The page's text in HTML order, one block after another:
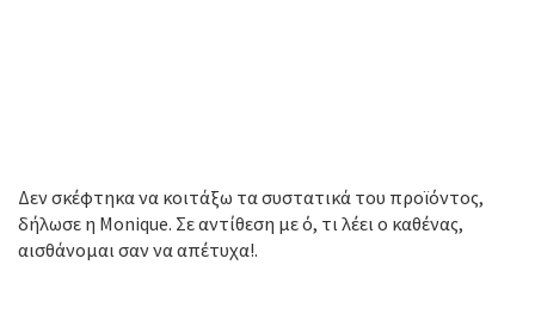
Δεν σκέφτηκα να κοιτάξω τα συστατικά του προϊόντος,
δήλωσε η Monique. Σε αντίθεση με ό, τι λέει ο καθένας,
αισθάνομαι σαν να απέτυχα!.